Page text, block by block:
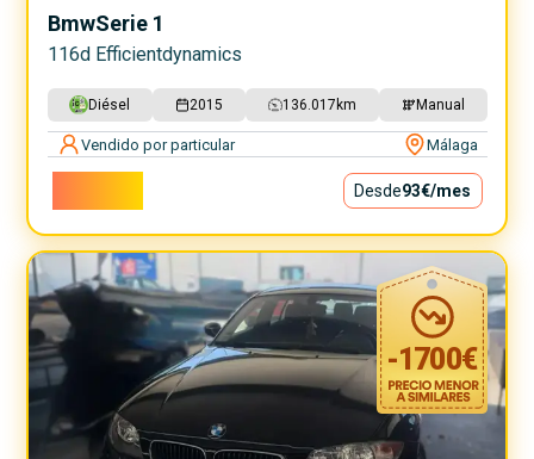
BmwSerie 1
116d Efficientdynamics
Diésel 2015 136.017 km Manual
Vendido por particular Málaga
Desde93€/mes
-1700€